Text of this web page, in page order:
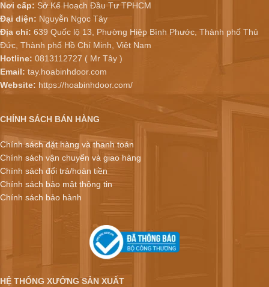
Nơi cấp: Sở Kế Hoạch Đầu Tư TPHCM
Đại diện: Nguyễn Ngọc Tây
Địa chỉ: 639 Quốc lộ 13, Phường Hiệp Bình Phước, Thành phố Thủ
Đức, Thành phố Hồ Chí Minh, Việt Nam
Hotline: 0813112727 ( Mr Tây )
Email: tay.hoabinhdoor.com
Website: https://hoabinhdoor.com/
CHÍNH SÁCH BÁN HÀNG
Chính sách đặt hàng và thanh toán
Chính sách vận chuyển và giao hàng
Chính sách đổi trả/hoàn tiền
Chính sách bảo mật thông tin
Chính sách bảo hành
HỆ THỐNG XƯỞNG SẢN XUẤT